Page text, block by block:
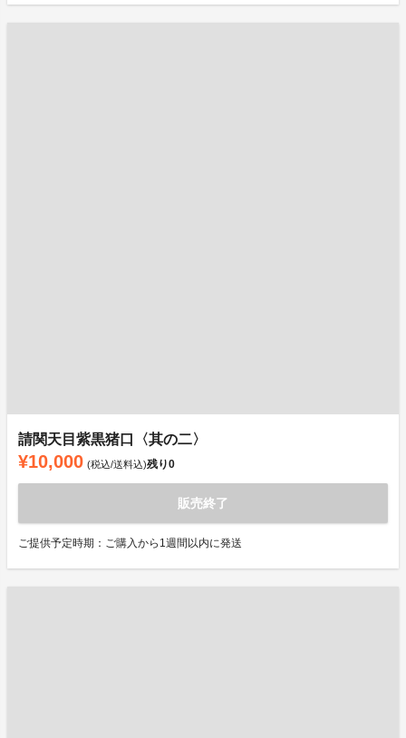
請関天目紫黒猪口〈其の二〉
¥10,000 (税込/送料込)残り0
販売終了
ご提供予定時期：ご購入から1週間以内に発送